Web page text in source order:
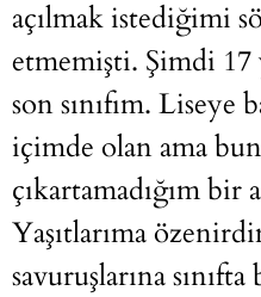
açılmak istediğimi
etmemişti. Şimdi 17
son sınıfım. Liseye
içimde olan ama
çıkartamadığım bir
Yaşıtlarıma
savuruşlarına